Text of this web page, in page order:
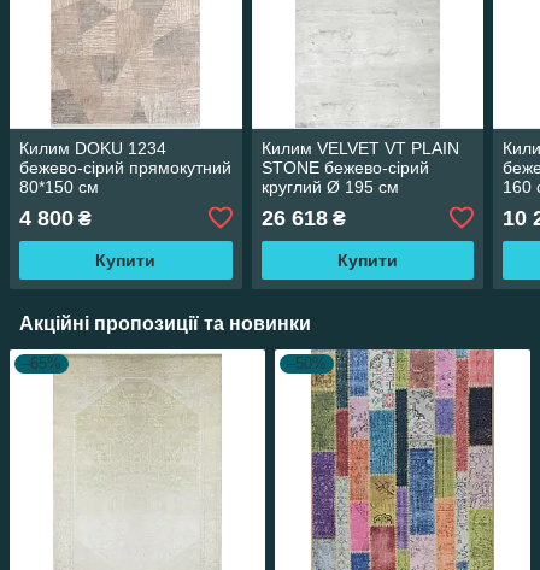
Килим DOKU 1234
бежево-сірий прямокутний
80*150 см
4 800 ₴
Купити
Килим VELVET VT PLAIN
STONE бежево-сірий
круглий Ø 195 см
26 618₴
Купити
160
10
Акційні пропозиції та новинки
–65% –50%